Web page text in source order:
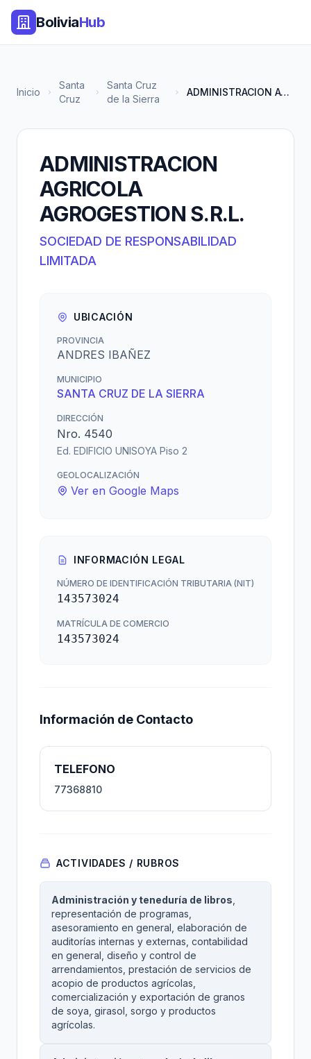
BoliviaHub
Inicio
Santa
Cruz
Santa Cruz
de la Sierra
ADMINISTRACION AGRICOLA AGROGE...
ADMINISTRACION
AGRICOLA
AGROGESTION S.R.L.
SOCIEDAD DE RESPONSABILIDAD
LIMITADA
UBICACIÓN
PROVINCIA
ANDRES IBAÑEZ
MUNICIPIO
SANTA CRUZ DE LA SIERRA
DIRECCIÓN
Nro. 4540
Ed. EDIFICIO UNISOYA Piso 2
GEOLOCALIZACIÓN
Ver en Google Maps
INFORMACIÓN LEGAL
NÚMERO DE IDENTIFICACIÓN TRIBUTARIA (NIT)
143573024
MATRÍCULA DE COMERCIO
143573024
Información de Contacto
TELEFONO
77368810
ACTIVIDADES / RUBROS
Administración y teneduría de libros
representación de programas,
asesoramiento en general, elaboración de
auditorías internas y externas, contabilidad
en general, diseño y control de
arrendamientos, prestación de servicios de
acopio de productos agrícolas,
comercialización y exportación de granos
de soya, girasol, sorgo y productos
agrícolas.